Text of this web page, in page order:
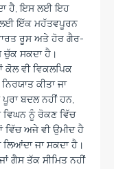
ਹੈ, ਇਸ ਲਈ ਇਹ
ਲਈ ਇੱਕ ਮਹੱਤਵਪੂਰਨ
ਰੂਸ ਅਤੇ ਹੋਰ ਗੈਰ-
ਚੁੱਕ ਸਕਦਾ ਹੈ।
ਕੋਲ ਵੀ ਵਿਕਲਪਿਕ
ਕੀਤਾ ਜਾ
ਬਦਲ ਨਹੀਂ ਹਨ,
ਵਿਘਨ ਨੂੰ ਰੋਕਣ ਵਿੱਚ
ਅਜੇ ਵੀ ਉਮੀਦ ਹੈ
ਲਿਆਂਦਾ ਜਾ ਸਕਦਾ ਹੈ।
ਗੈਸ ਤੱਕ ਸੀਮਿਤ ਨਹੀਂ